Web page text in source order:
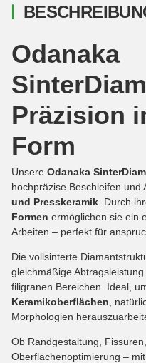
Odanaka
Präzision
Form
Unsere Odanaka
hochpräzise Beschleifen und
und Presskeramik . Durch
Formen ermöglichen sie ein
Arbeiten – perfekt für
Die vollsinterte
gleichmäßige
filigranen Bereichen. Ideal,
Keramikoberflächen ,
Morphologien
Ob Randgestaltung,
Oberflächenoptimierung –